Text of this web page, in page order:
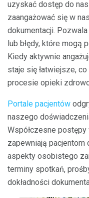
uzyskać dostęp do
zaangażować się w
dokumentacji.
lub błędy, które mogą
Kiedy aktywnie
staje się łatwiejsze,
procesie opieki
Portale pacjentów
naszego
Współczesne
zapewniają pacjentom
aspekty osobistego
terminy spotkań,
dokładności